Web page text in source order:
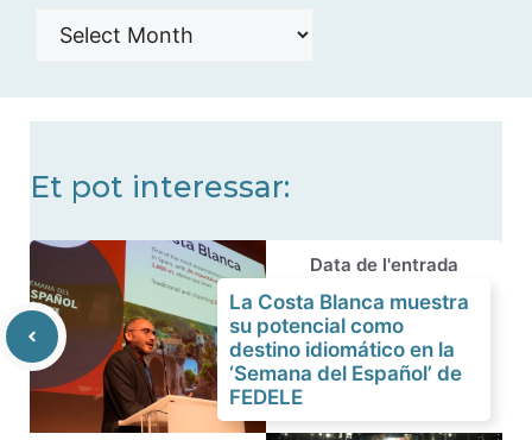
Histórico
Et pot interessar:
Data de l'entrada
La Costa Blanca muestra
su potencial como
destino idiomático en la
‘Semana del Español’ de
FEDELE